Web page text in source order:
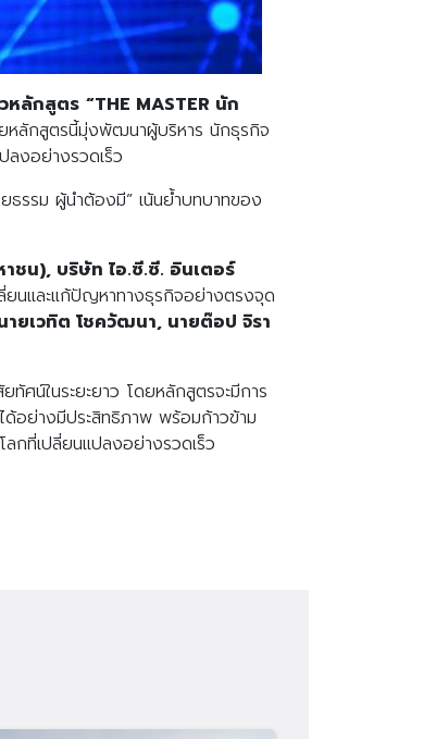
หลักสูตร “THE MASTER นัก
หลักสูตรนี้มุ่งพัฒนาผู้บริหาร นักธุรกิจ
ลงอย่างรวดเร็ว
รรม ผู้นำต้องมี” เน้นย้ำบทบาทของ
ชน), บริษัท ไอ.ซี.ซี. อินเตอร์
ยนและแก้ปัญหาทางธุรกิจอย่างตรงจุด
ยเวทิต โชควัฒนา, นายต๊อป จิรา
ศน์ในระยะยาว โดยหลักสูตรจะมีการ
ด้อย่างมีประสิทธิภาพ พร้อมก้าวข้าม
กที่เปลี่ยนแปลงอย่างรวดเร็ว